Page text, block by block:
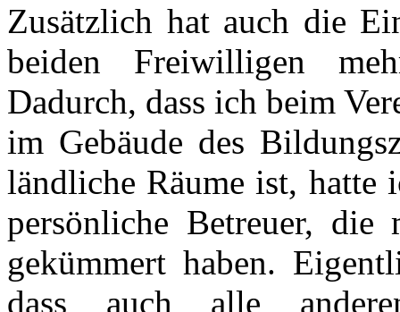
Zusätzlich hat auch die
beiden Freiwilligen
Dadurch, dass ich beim
im Gebäude des
ländliche Räume ist, hatte
persönliche Betreuer,
gekümmert haben.
dass auch alle